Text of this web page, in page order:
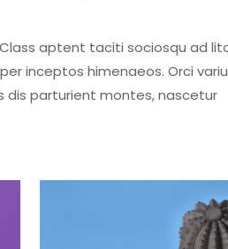
aptent taciti sociosqu ad
inceptos himenaeos. Orci
parturient montes, nascetur